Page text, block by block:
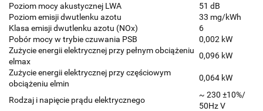
Poziom mocy akustycznej LWA
51 dB
Poziom emisji dwutlenku azotu
33 mg/kWh
Klasa emisji dwutlenku azotu (NOx)
6
Pobór mocy w trybie czuwania PSB
0,002 kW
Zużycie energii elektrycznej przy pełnym obciążeniu
elmax
0,096 kW
Zużycie energii elektrycznej przy częściowym
obciążeniu elmin
0,064 kW
Rodzaj i napięcie prądu elektrycznego
~ 230 ±10%/
50Hz V